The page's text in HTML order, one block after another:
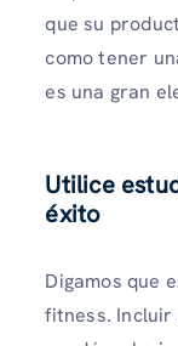
que su
como tener
es una gran
Utilice
éxito
Digamos que
fitness. Incluir